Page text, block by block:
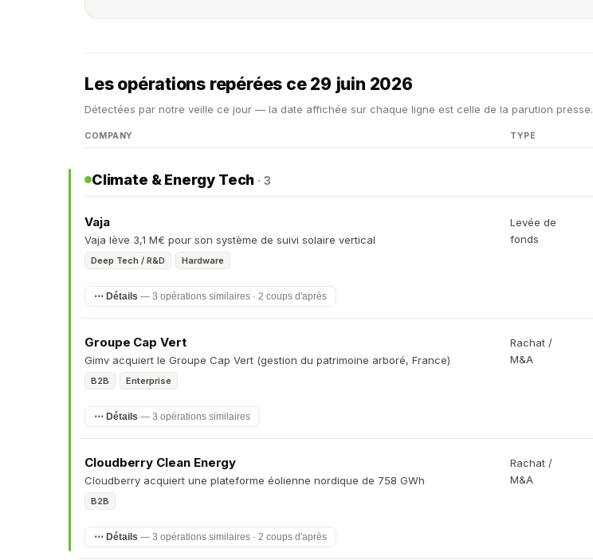
Les opérations repérées ce 29 juin 2026
Détectées par notre veille ce jour — la date affichée sur chaque ligne est celle de la parution presse.
COMPANY TYPE
Climate & Energy Tech · 3
Vaja
Vaja lève 3,1 M€ pour son système de suivi solaire vertical
Deep Tech / R&D Hardware
Levée de
fonds
⋯ Détails — 3 opérations similaires · 2 coups d'après
Groupe Cap Vert
Gimv acquiert le Groupe Cap Vert (gestion du patrimoine arboré, France)
B2B Enterprise
Rachat /
M&A
⋯ Détails — 3 opérations similaires
Cloudberry Clean Energy
Cloudberry acquiert une plateforme éolienne nordique de 758 GWh
B2B
Rachat /
M&A
⋯ Détails — 3 opérations similaires · 2 coups d'après